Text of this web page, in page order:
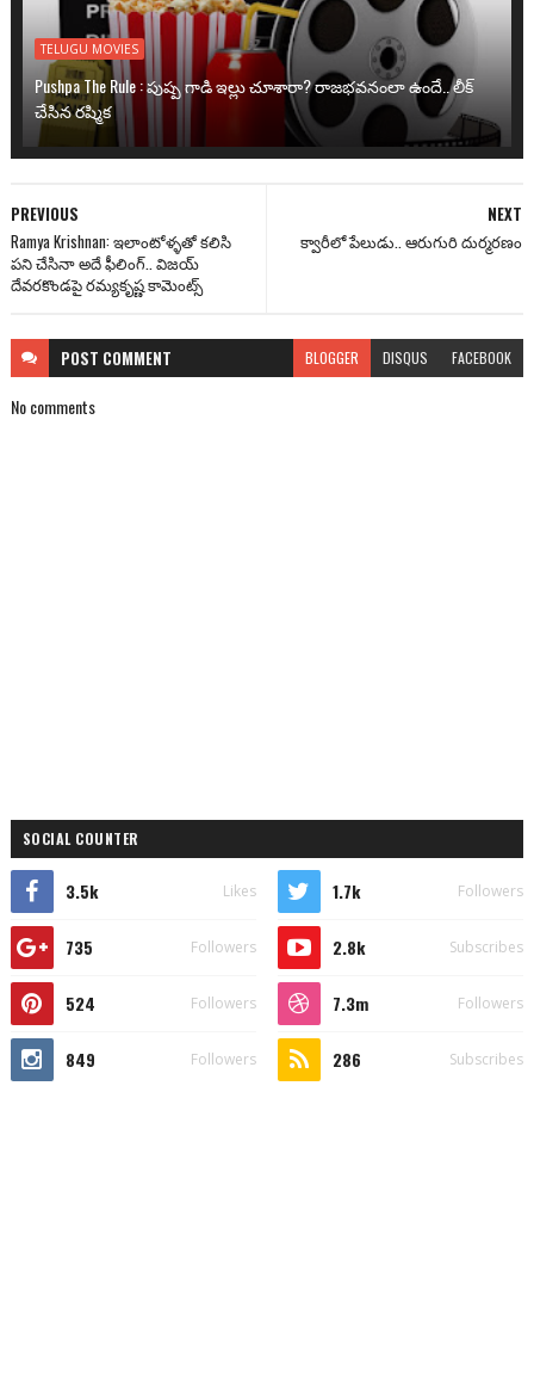
TELUGU MOVIES
Pushpa The Rule : పుష్ప గాడి ఇల్లు చూశారా? రాజభవనంలా ఉందే.. లీక్
చేసిన రష్మిక
NEXT
క్వారీలో పేలుడు.. ఆరుగురి దుర్మరణం
PREVIOUS
Ramya Krishnan: ఇలాంటోళ్ళతో కలిసి
పని చేసినా అదే ఫీలింగ్.. విజయ్
దేవరకొండపై రమ్యకృష్ణ కామెంట్స్
POST COMMENT BLOGGER DISQUS FACEBOOK
No comments
SOCIAL COUNTER
3.5k Likes 1.7k Followers
735 Followers 2.8k Subscribes
524 Followers 7.3m Followers
849 Followers 286 Subscribes